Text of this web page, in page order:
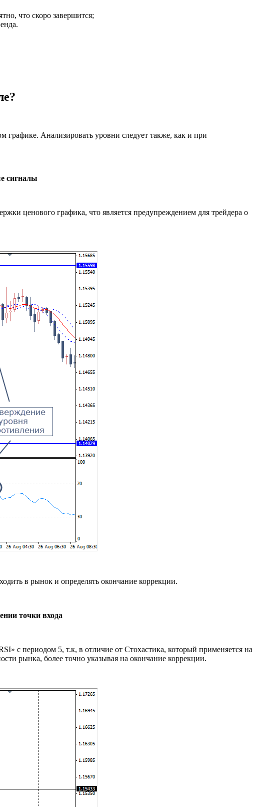
что скоро завершится;
Анализировать уровни следует также, как и при
сигналы
ценового графика, что является предупреждением для трейдера о
в рынок и определять окончание коррекции.
точки входа
с периодом 5, т.к, в отличие от Стохастика, который применяется на
рынка, более точно указывая на окончание коррекции.